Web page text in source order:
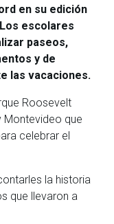
en su edición
escolares
paseos,
y de
las vacaciones.
Roosevelt
Montevideo que
celebrar el
la historia
que llevaron a